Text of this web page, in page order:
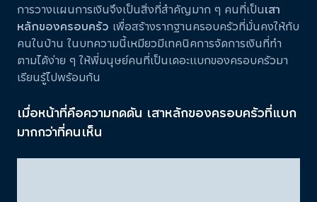
การวางแผนการเงินจึงเป็นสิ่งที่สำคัญมาก ๆ คนที่เป็นเสา
หลักของครอบครัว เพื่อสร้างรากฐานครอบครัวที่มั่นคงให้กับ
คนในบ้าน ในบทความนี้เหมียวมีเทคนิคการจัดการเงินที่ทำ
ตามได้ง่าย ๆ ให้พี่มนุษย์คนที่เป็นเดอะแบกของครอบครัวมา
เรียนรู้ไปพร้อมกัน
เมื่อหน้าที่คือความกดดัน เสาหลักของครอบครัวที่แบก
มากกว่าที่คนเห็น